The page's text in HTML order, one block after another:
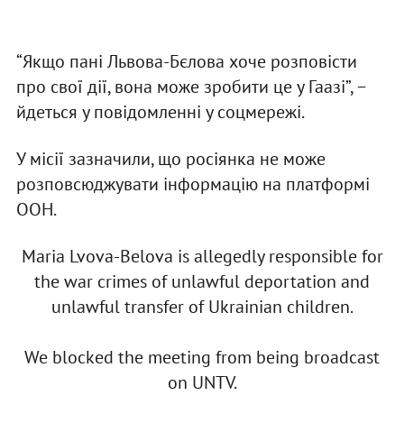
“Якщо пані Львова-Бєлова хоче розповісти
про свої дії, вона може зробити це у Гаазі”, −
йдеться у повідомленні у соцмережі.
У місії зазначили, що росіянка не може
розповсюджувати інформацію на платформі
ООН.
Maria Lvova-Belova is allegedly responsible for
the war crimes of unlawful deportation and
unlawful transfer of Ukrainian children.
We blocked the meeting from being broadcast
on UNTV.